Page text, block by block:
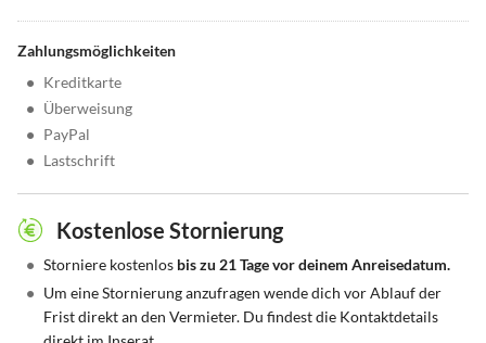
Zahlungsmöglichkeiten
• Kreditkarte
• Überweisung
• PayPal
• Lastschrift
Kostenlose Stornierung
• Storniere kostenlos bis zu 21 Tage vor deinem Anreisedatum.
• Um eine Stornierung anzufragen wende dich vor Ablauf der
Frist direkt an den Vermieter. Du findest die Kontaktdetails